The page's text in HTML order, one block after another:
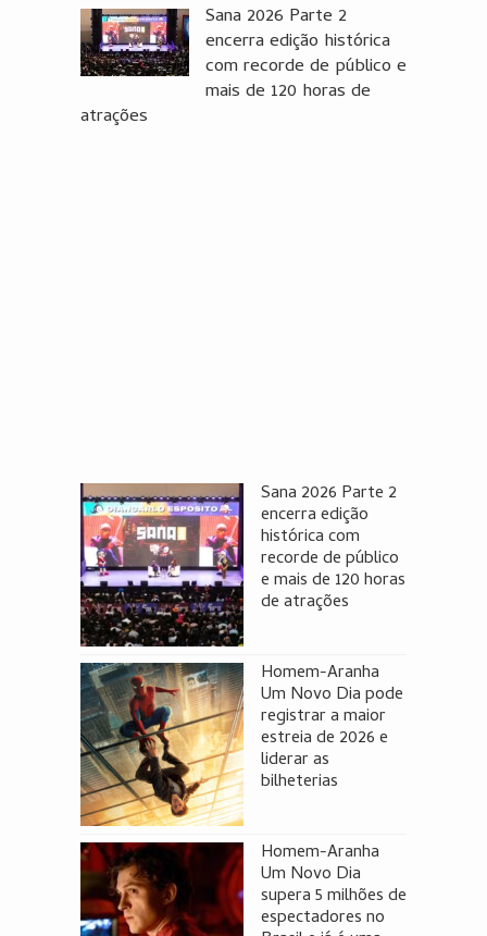
Sana 2026 Parte 2
encerra edição histórica
com recorde de público e
mais de 120 horas de
atrações
Sana 2026 Parte 2
encerra edição
histórica com
recorde de público
e mais de 120 horas
de atrações
Homem-Aranha
Um Novo Dia pode
registrar a maior
estreia de 2026 e
liderar as
bilheterias
Homem-Aranha
Um Novo Dia
supera 5 milhões de
espectadores no